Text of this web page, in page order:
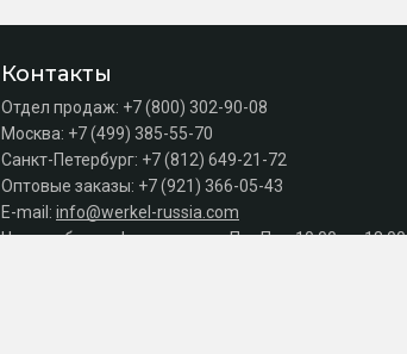
Контакты
Отдел продаж: +7 (800) 302-90-08
Москва: +7 (499) 385-55-70
Санкт-Петербург: +7 (812) 649-21-72
Оптовые заказы: +7 (921) 366-05-43
E-mail: info@werkel-russia.com
Часы работы офиса продаж: Пн–Пт с 10:00 до 18:00